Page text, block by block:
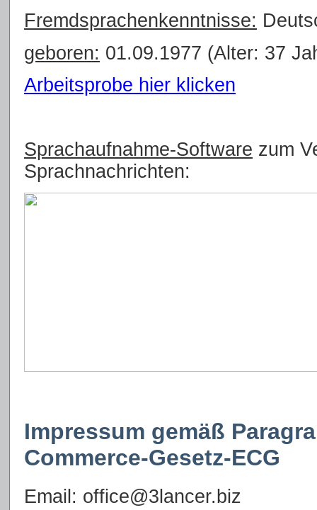
Fremdsprachenkenntnisse:
geboren: 01.09.1977 (Alter: 37
Arbeitsprobe hier klicken
Sprachaufnahme-Software zum
Sprachnachrichten:
Impressum gemäß
Commerce-Gesetz-ECG
Email: office@3lancer.biz